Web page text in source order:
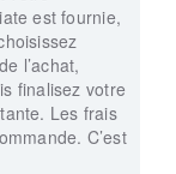
est fournie,
l’achat,
finalisez votre
Les frais
C’est